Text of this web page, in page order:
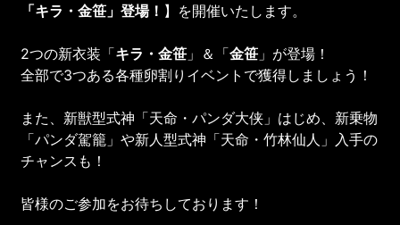
「キラ・金笹」登場！ 】を開催いたします。
2つの新衣装「キラ・金笹 」＆「金笹 」が登場！
全部で3つある各種卵割りイベントで獲得しましょう！
また、新獣型式神「天命・パンダ大侠」はじめ、新乗物
「パンダ駕籠」や新人型式神「天命・竹林仙人」入手の
チャンスも！
皆様のご参加をお待ちしております！